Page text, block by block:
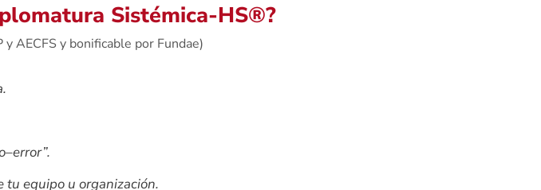
Sistémica-HS®?
AECFS y bonificable por Fundae)
equipo u organización.